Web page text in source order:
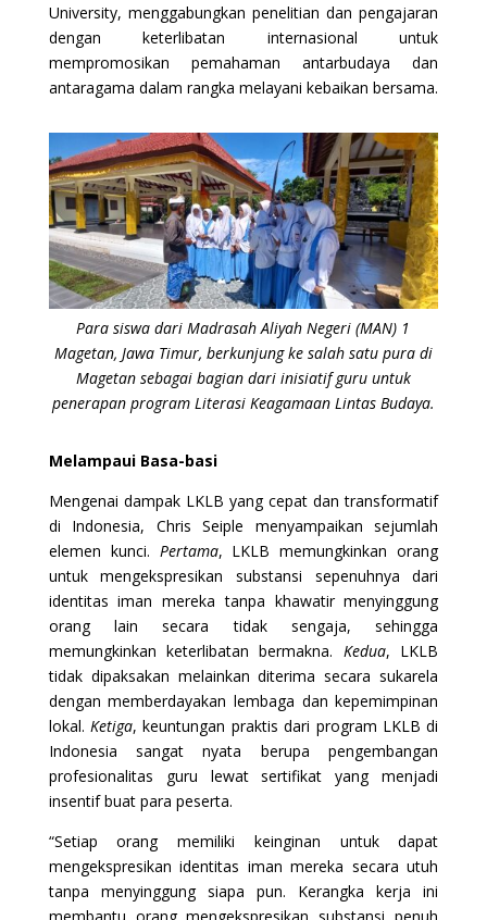
University, menggabungkan penelitian dan pengajaran
dengan keterlibatan internasional untuk
mempromosikan pemahaman antarbudaya dan
antaragama dalam rangka melayani kebaikan bersama.
Para siswa dari Madrasah Aliyah Negeri (MAN) 1
Magetan, Jawa Timur, berkunjung ke salah satu pura di
Magetan sebagai bagian dari inisiatif guru untuk
penerapan program Literasi Keagamaan Lintas Budaya.
Melampaui Basa-basi
Mengenai dampak LKLB yang cepat dan transformatif
di Indonesia, Chris Seiple menyampaikan sejumlah
elemen kunci. Pertama, LKLB memungkinkan orang
untuk mengekspresikan substansi sepenuhnya dari
identitas iman mereka tanpa khawatir menyinggung
orang lain secara tidak sengaja, sehingga
memungkinkan keterlibatan bermakna.
Kedua, LKLB
tidak dipaksakan melainkan diterima secara sukarela
dengan memberdayakan lembaga dan kepemimpinan
lokal. Ketiga, keuntungan praktis dari program LKLB di
Indonesia sangat nyata berupa pengembangan
profesionalitas guru lewat sertifikat yang menjadi
insentif buat para peserta.
“Setiap orang memiliki keinginan untuk dapat
mengekspresikan identitas iman mereka secara utuh
tanpa menyinggung siapa pun. Kerangka kerja ini
membantu orang mengekspresikan substansi penuh